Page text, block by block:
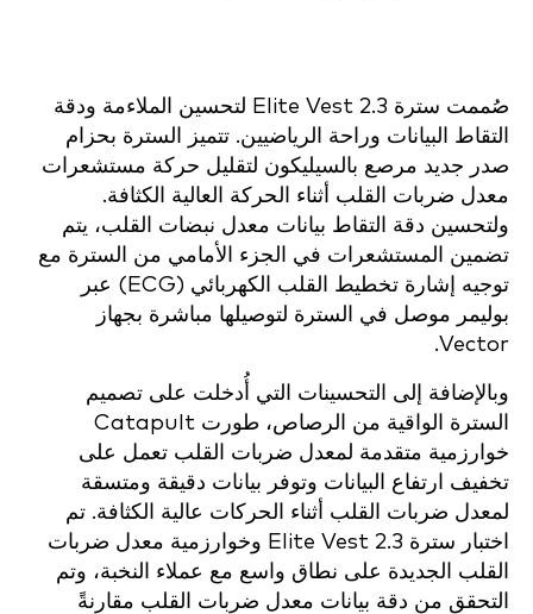
صُممت سترة Elite Vest 2.3 لتحسين الملاءمة ودقة
التقاط البيانات وراحة الرياضيين. تتميز السترة بحزام
صدر جديد مرصع بالسيليكون لتقليل حركة مستشعرات
معدل ضربات القلب أثناء الحركة العالية الكثافة.
ولتحسين دقة التقاط بيانات معدل نبضات القلب، يتم
تضمين المستشعرات في الجزء الأمامي من السترة مع
توجيه إشارة تخطيط القلب الكهربائي (ECG) عبر
بوليمر موصل في السترة لتوصيلها مباشرة بجهاز
Vector.
وبالإضافة إلى التحسينات التي أُدخلت على تصميم
السترة الواقية من الرصاص، طورت Catapult
خوارزمية متقدمة لمعدل ضربات القلب تعمل على
تخفيف ارتفاع البيانات وتوفر بيانات دقيقة ومتسقة
لمعدل ضربات القلب أثناء الحركات عالية الكثافة. تم
اختبار سترة Elite Vest 2.3 وخوارزمية معدل ضربات
القلب الجديدة على نطاق واسع مع عملاء النخبة، وتم
التحقق من دقة بيانات معدل ضربات القلب مقارنةً